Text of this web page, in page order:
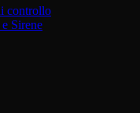
controllo
Sirene